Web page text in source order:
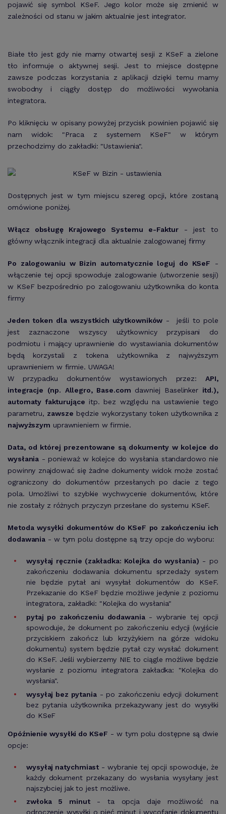
pojawić się symbol KSeF. Jego kolor może się zmienić w
zależności od stanu w jakim aktualnie jest integrator.
Białe tło jest gdy nie mamy otwartej sesji z KSeF a zielone
tło informuje o aktywnej sesji. Jest to miejsce dostępne
zawsze podczas korzystania z aplikacji dzięki temu mamy
swobodny i ciągły dostęp do możliwości wywołania
integratora.
Po kliknięciu w opisany powyżej przycisk powinien pojawić się
nam widok: "Praca z systemem KSeF" w którym
przechodzimy do zakładki: "Ustawienia".
Dostępnych jest w tym miejscu szereg opcji, które zostaną
omówione poniżej.
Włącz obsługę Krajowego Systemu e-Faktur - jest to
główny włącznik integracji dla aktualnie zalogowanej firmy
Po zalogowaniu w Bizin automatycznie loguj do KSeF -
włączenie tej opcji spowoduje zalogowanie (utworzenie sesji)
w KSeF bezpośrednio po zalogowaniu użytkownika do konta
firmy
Jeden token dla wszystkich użytkowników - jeśli to pole
jest zaznaczone wszyscy użytkownicy przypisani do
podmiotu i mający uprawnienie do wystawiania dokumentów
będą korzystali z tokena użytkownika z najwyższym
uprawnieniem w firmie. UWAGA!
W przypadku dokumentów wystawionych przez:API,
integracje (np. Allegro, Base.com dawniej Baselinker itd.),
automaty fakturujące itp. bez względu na ustawienie tego
parametru, zawsze będzie wykorzystany token użytkownika z
najwyższym uprawnieniem w firmie.
Data, od której prezentowane są dokumenty w kolejce do
wysłania - ponieważ w kolejce do wysłania standardowo nie
powinny znajdować się żadne dokumenty widok może zostać
ograniczony do dokumentów przesłanych po dacie z tego
pola. Umożliwi to szybkie wychwycenie dokumentów, które
nie zostały z różnych przyczyn przesłane do systemu KSeF.
Metoda wysyłki dokumentów do KSeF po zakończeniu ich
dodawania - w tym polu dostępne są trzy opcje do wyboru:
wysyłaj ręcznie (zakładka: Kolejka do wysłania) - po
zakończeniu dodawania dokumentu sprzedaży system
nie będzie pytał ani wysyłał dokumentów do KSeF.
Przekazanie do KSeF będzie możliwe jedynie z poziomu
integratora, zakładki: "Kolejka do wysłania"
pytaj po zakończeniu dodawania- wybranie tej opcji
spowoduje, że dokument po zakończeniu edycji (wyjście
przyciskiem zakończ lub krzyżykiem na górze widoku
dokumentu) system będzie pytał czy wysłać dokument
do KSeF. Jeśli wybierzemy NIE to ciągle możliwe będzie
wysłanie z poziomu integratora zakładka: "Kolejka do
wysłania".
wysyłaj bez pytania- po zakończeniu edycji dokument
bez pytania użytkownika przekazywany jest do wysyłki
do KSeF
Opóźnienie wysyłki do KSeF - w tym polu dostępne są dwie
opcje:
wysyłaj natychmiast - wybranie tej opcji spowoduje, że
każdy dokument przekazany do wysłania wysyłany jest
najszybciej jak to jest możliwe.
zwłoka 5 minut- ta opcja daje możliwość na
odroczenie wysyłki o pięć minut i wycofanie dokumentu